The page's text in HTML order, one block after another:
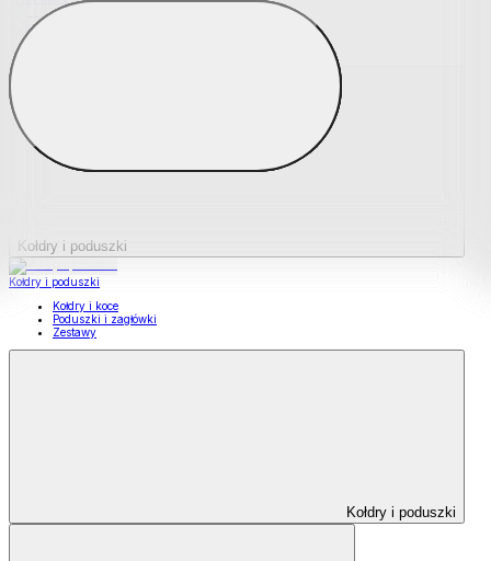
Podkładki na materace
Materace nawierzchniowe
Kołdry i poduszki
Kołdry i poduszki
Kołdry i koce
Poduszki i zagłówki
Zestawy
Kołdry i poduszki